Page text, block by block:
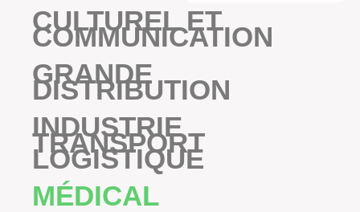
CULTUREL ET
COMMUNICATION
GRANDE
DISTRIBUTION
INDUSTRIE
TRANSPORT
LOGISTIQUE
MÉDICAL